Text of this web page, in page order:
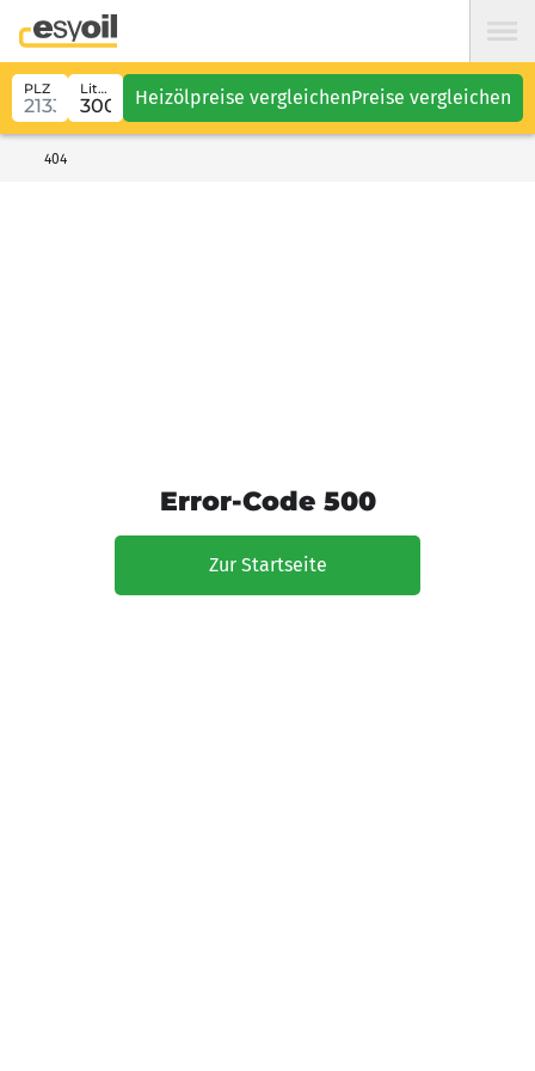
PLZ Liter Heizölpreise vergleichenPreise vergleichen
404
Error-Code 500
Zur Startseite